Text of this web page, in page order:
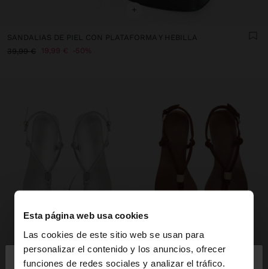
Esta página web usa cookies
Las cookies de este sitio web se usan para
personalizar el contenido y los anuncios, ofrecer
funciones de redes sociales y analizar el tráfico.
hola
+
SANDALIAS DE PIEL CON PLATAFORMA Y HEBILLA
39,99 €
19,99 € 50%